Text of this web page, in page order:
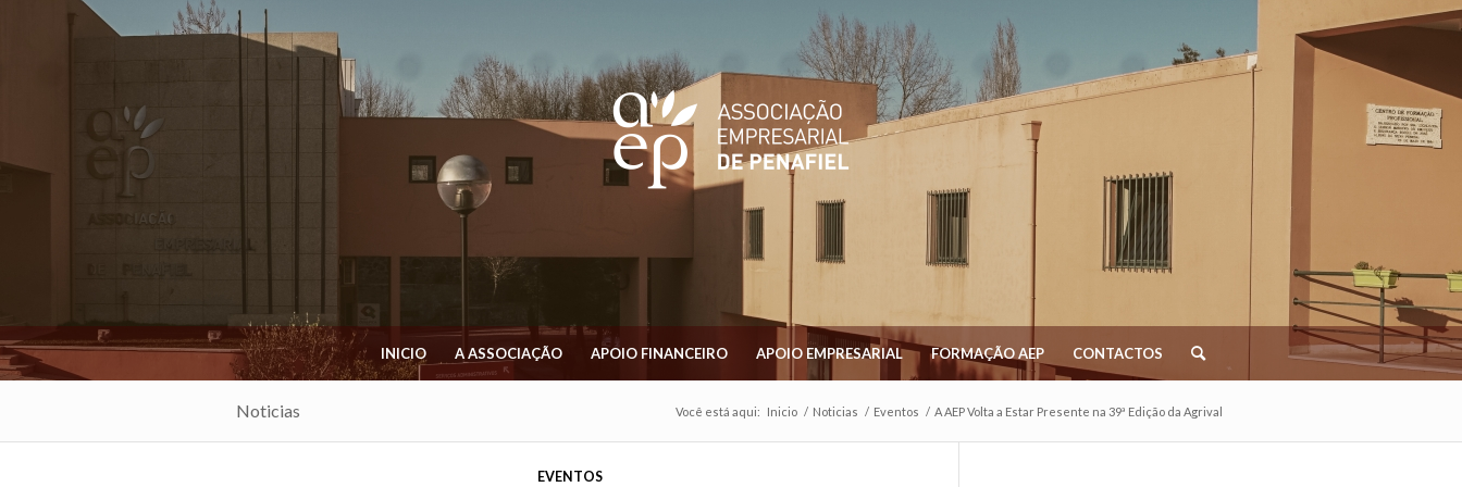
INICIO A ASSOCIAÇÃO APOIO FINANCEIRO APOIO EMPRESARIAL FORMAÇÃO AEP CONTACTOS
Noticias Você está aqui: Inicio / Noticias / Eventos / A AEP Volta a Estar Presente na 39ª Edição da Agrival
EVENTOS